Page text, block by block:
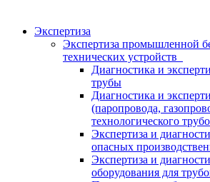
Экспертиза
Экспертиза промышленной
технических устройств
Диагностика и
трубы
Диагностика и
(паропровода,
технологического
Экспертиза и
опасных
Экспертиза и
оборудования для